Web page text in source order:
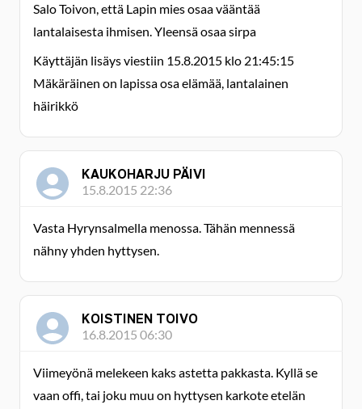
Salo Toivon, että Lapin mies osaa vääntää
lantalaisesta ihmisen. Yleensä osaa sirpa
Käyttäjän lisäys viestiin 15.8.2015 klo 21:45:15
Mäkäräinen on lapissa osa elämää, lantalainen
häirikkö
KAUKOHARJU PÄIVI
15.8.2015 22:36
Vasta Hyrynsalmella menossa. Tähän mennessä
nähny yhden hyttysen.
KOISTINEN TOIVO
16.8.2015 06:30
Viimeyönä melekeen kaks astetta pakkasta. Kyllä se
vaan offi, tai joku muu on hyttysen karkote etelän